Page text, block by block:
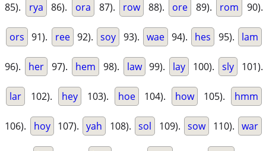
85). rya 86). ora 87). row 88). ore 89). rom 90).
ors 91). ree 92). soy 93). wae 94). hes 95). lam
96). her 97). hem 98). law 99). lay 100). sly 101).
lar 102). hey 103). hoe 104). how 105). hmm
106). hoy 107). yah 108). sol 109). sow 110). war